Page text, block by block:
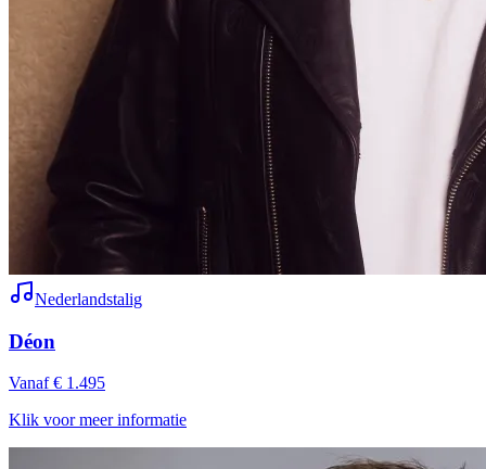
Nederlandstalig
Déon
Vanaf € 1.495
Klik voor meer informatie